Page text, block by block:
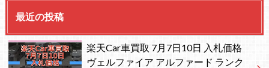
最近の投稿
楽天Car車買取 7月7日10日 入札価格
ヴェルファイア アルファード ランク